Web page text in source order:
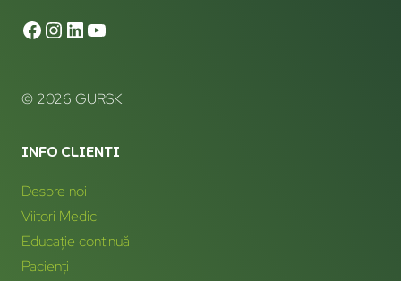
© 2026 GURSK
INFO CLIENTI
Despre noi
Viitori Medici
Educație continuă
Pacienți